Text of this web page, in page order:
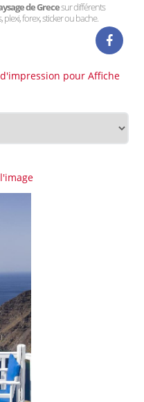
de Grecesur différents
forex, sticker ou bache.
pour Affiche